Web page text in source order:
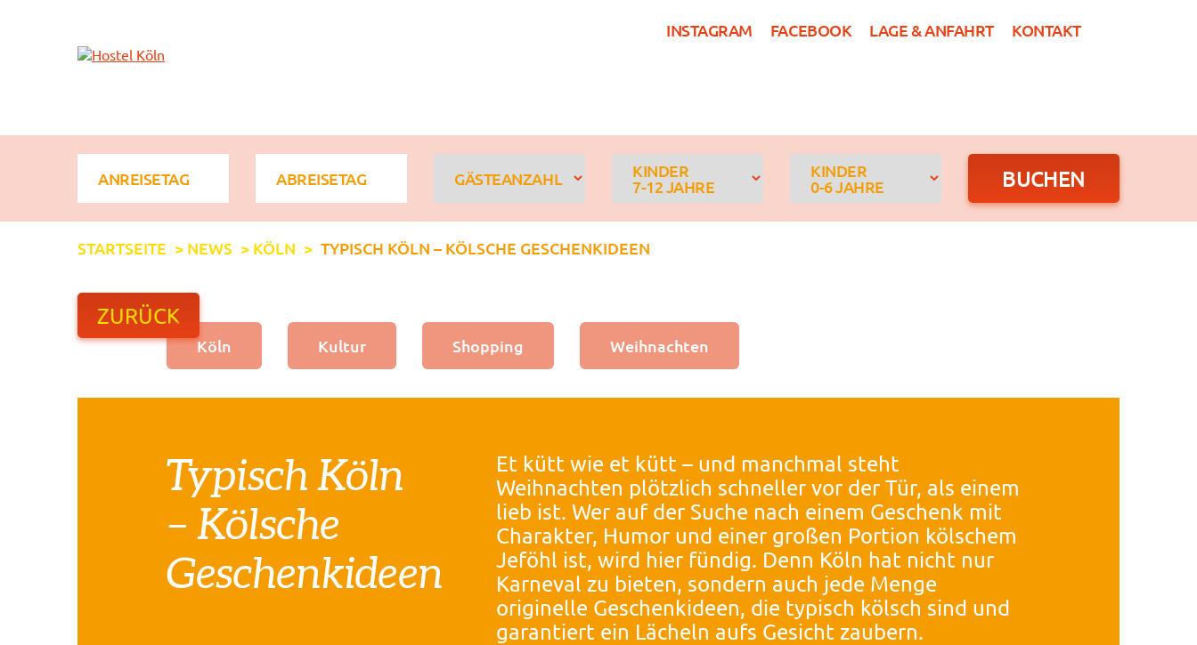
INSTAGRAM FACEBOOK LAGE & ANFAHRT KONTAKT
GÄSTEANZAHL KINDER
7-12 JAHRE
KINDER
0-6 JAHRE
STARTSEITE > NEWS > KÖLN > TYPISCH KÖLN – KÖLSCHE GESCHENKIDEEN
ZURÜCK
Köln Kultur Shopping Weihnachten
Typisch Köln
– Kölsche
Geschenkideen
Et kütt wie et kütt – und manchmal steht
Weihnachten plötzlich schneller vor der Tür, als einem
lieb ist. Wer auf der Suche nach einem Geschenk mit
Charakter, Humor und einer großen Portion kölschem
Jeföhl ist, wird hier fündig. Denn Köln hat nicht nur
Karneval zu bieten, sondern auch jede Menge
originelle Geschenkideen, die typisch kölsch sind und
garantiert ein Lächeln aufs Gesicht zaubern.